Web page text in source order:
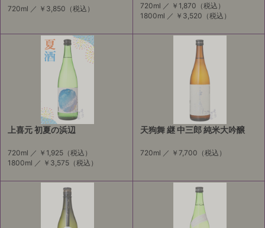
720ml ／ ￥3,850 （税込） 720ml ／ ￥1,870 （税込）
1800ml ／ ￥3,520 （税込）
上喜元 初夏の浜辺
720ml ／ ￥1,925 （税込）
1800ml ／ ￥3,575 （税込）
天狗舞 継 中三郎 純米大吟醸
720ml ／ ￥7,700 （税込）